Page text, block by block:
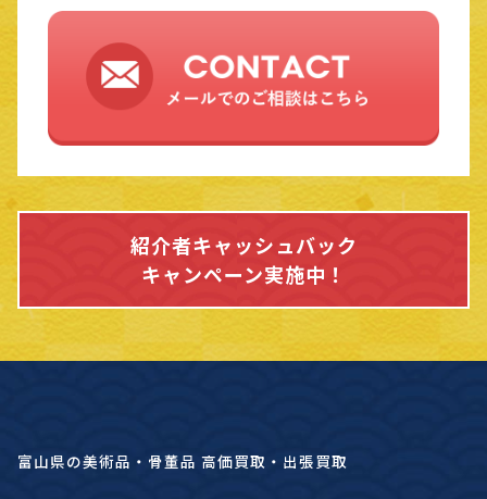
紹介者キャッシュバック
キャンペーン実施中！
富山県の美術品・骨董品 高価買取・出張買取